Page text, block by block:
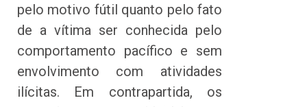
pelo motivo fútil quanto pelo fato
de a vítima ser conhecida pelo
comportamento pacífico e sem
envolvimento com atividades
ilícitas. Em contrapartida, os